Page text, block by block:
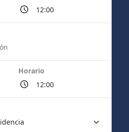
Horario